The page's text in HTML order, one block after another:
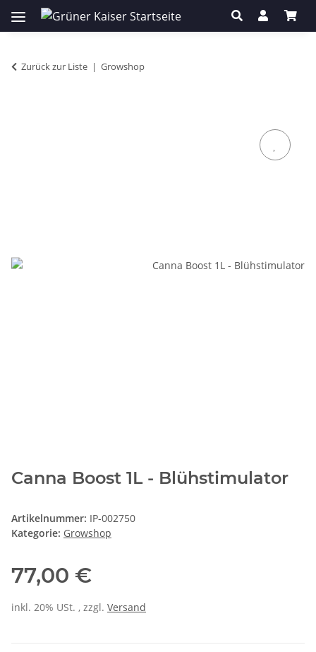
Zurück zur Liste Growshop
Canna Boost 1L - Blühstimulator
Artikelnummer: IP-002750
Kategorie: Growshop
77,00 €
inkl. 20% USt. , zzgl. Versand